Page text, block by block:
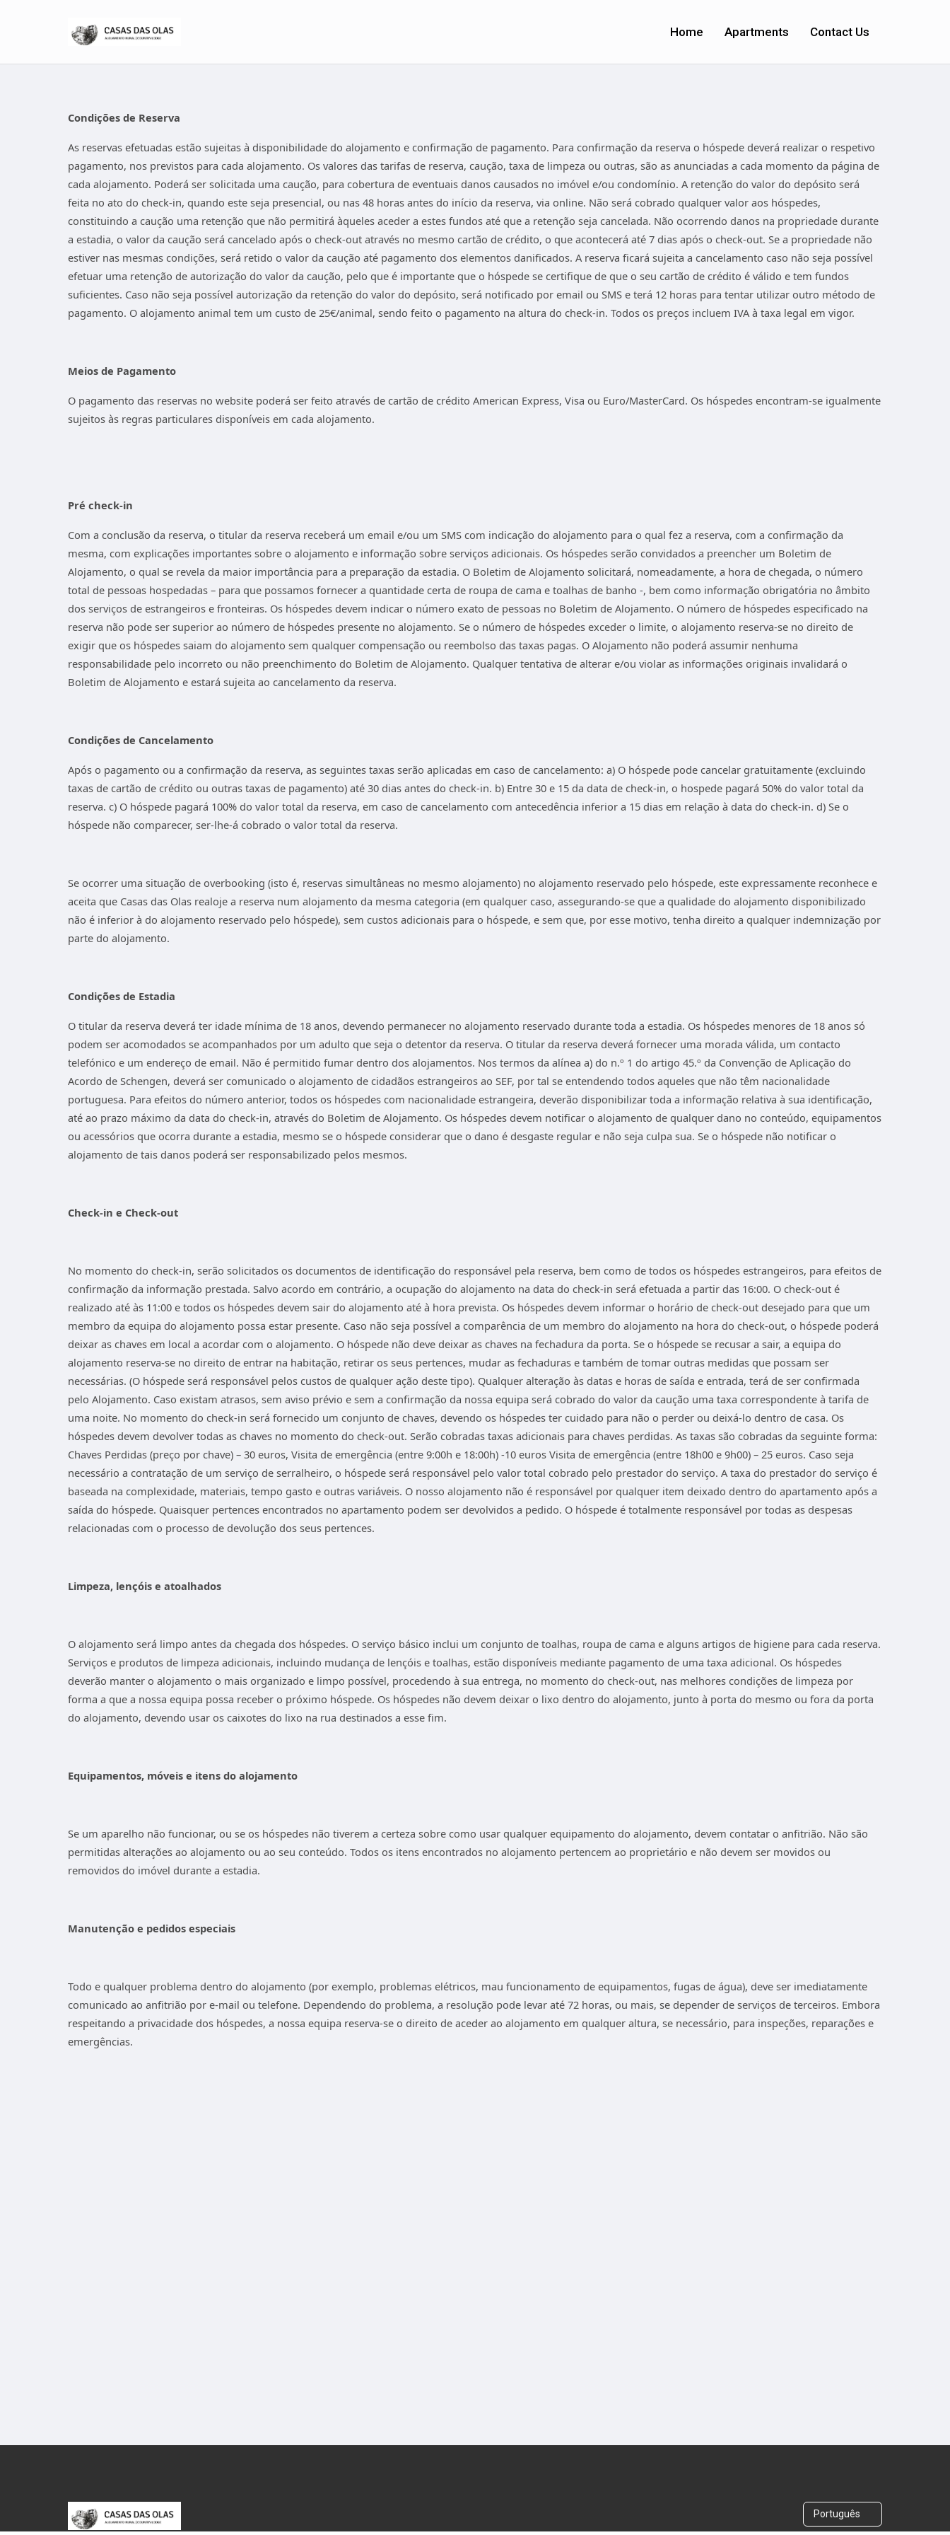
Home Apartments Contact Us
Condições de Reserva
As reservas efetuadas estão sujeitas à disponibilidade do alojamento e confirmação de pagamento. Para confirmação da reserva o hóspede deverá realizar o respetivo
pagamento, nos previstos para cada alojamento. Os valores das tarifas de reserva, caução, taxa de limpeza ou outras, são as anunciadas a cada momento da página de
cada alojamento. Poderá ser solicitada uma caução, para cobertura de eventuais danos causados no imóvel e/ou condomínio. A retenção do valor do depósito será
feita no ato do check-in, quando este seja presencial, ou nas 48 horas antes do início da reserva, via online. Não será cobrado qualquer valor aos hóspedes,
constituindo a caução uma retenção que não permitirá àqueles aceder a estes fundos até que a retenção seja cancelada. Não ocorrendo danos na propriedade durante
a estadia, o valor da caução será cancelado após o check-out através no mesmo cartão de crédito, o que acontecerá até 7 dias após o check-out. Se a propriedade não
estiver nas mesmas condições, será retido o valor da caução até pagamento dos elementos danificados. A reserva ficará sujeita a cancelamento caso não seja possível
efetuar uma retenção de autorização do valor da caução, pelo que é importante que o hóspede se certifique de que o seu cartão de crédito é válido e tem fundos
suficientes. Caso não seja possível autorização da retenção do valor do depósito, será notificado por email ou SMS e terá 12 horas para tentar utilizar outro método de
pagamento. O alojamento animal tem um custo de 25€/animal, sendo feito o pagamento na altura do check-in. Todos os preços incluem IVA à taxa legal em vigor.
Meios de Pagamento
O pagamento das reservas no website poderá ser feito através de cartão de crédito American Express, Visa ou Euro/MasterCard. Os hóspedes encontram-se igualmente
sujeitos às regras particulares disponíveis em cada alojamento.
Pré check-in
Com a conclusão da reserva, o titular da reserva receberá um email e/ou um SMS com indicação do alojamento para o qual fez a reserva, com a confirmação da
mesma, com explicações importantes sobre o alojamento e informação sobre serviços adicionais. Os hóspedes serão convidados a preencher um Boletim de
Alojamento, o qual se revela da maior importância para a preparação da estadia. O Boletim de Alojamento solicitará, nomeadamente, a hora de chegada, o número
total de pessoas hospedadas – para que possamos fornecer a quantidade certa de roupa de cama e toalhas de banho -, bem como informação obrigatória no âmbito
dos serviços de estrangeiros e fronteiras. Os hóspedes devem indicar o número exato de pessoas no Boletim de Alojamento. O número de hóspedes especificado na
reserva não pode ser superior ao número de hóspedes presente no alojamento. Se o número de hóspedes exceder o limite, o alojamento reserva-se no direito de
exigir que os hóspedes saiam do alojamento sem qualquer compensação ou reembolso das taxas pagas. O Alojamento não poderá assumir nenhuma
responsabilidade pelo incorreto ou não preenchimento do Boletim de Alojamento. Qualquer tentativa de alterar e/ou violar as informações originais invalidará o
Boletim de Alojamento e estará sujeita ao cancelamento da reserva.
Condições de Cancelamento
Após o pagamento ou a confirmação da reserva, as seguintes taxas serão aplicadas em caso de cancelamento: a) O hóspede pode cancelar gratuitamente (excluindo
taxas de cartão de crédito ou outras taxas de pagamento) até 30 dias antes do check-in. b) Entre 30 e 15 da data de check-in, o hospede pagará 50% do valor total da
reserva. c) O hóspede pagará 100% do valor total da reserva, em caso de cancelamento com antecedência inferior a 15 dias em relação à data do check-in. d) Se o
hóspede não comparecer, ser-lhe-á cobrado o valor total da reserva.
Se ocorrer uma situação de overbooking (isto é, reservas simultâneas no mesmo alojamento) no alojamento reservado pelo hóspede, este expressamente reconhece e
aceita que Casas das Olas realoje a reserva num alojamento da mesma categoria (em qualquer caso, assegurando-se que a qualidade do alojamento disponibilizado
não é inferior à do alojamento reservado pelo hóspede), sem custos adicionais para o hóspede, e sem que, por esse motivo, tenha direito a qualquer indemnização por
parte do alojamento.
Condições de Estadia
O titular da reserva deverá ter idade mínima de 18 anos, devendo permanecer no alojamento reservado durante toda a estadia. Os hóspedes menores de 18 anos só
podem ser acomodados se acompanhados por um adulto que seja o detentor da reserva. O titular da reserva deverá fornecer uma morada válida, um contacto
telefónico e um endereço de email. Não é permitido fumar dentro dos alojamentos. Nos termos da alínea a) do n.º 1 do artigo 45.º da Convenção de Aplicação do
Acordo de Schengen, deverá ser comunicado o alojamento de cidadãos estrangeiros ao SEF, por tal se entendendo todos aqueles que não têm nacionalidade
portuguesa. Para efeitos do número anterior, todos os hóspedes com nacionalidade estrangeira, deverão disponibilizar toda a informação relativa à sua identificação,
até ao prazo máximo da data do check-in, através do Boletim de Alojamento. Os hóspedes devem notificar o alojamento de qualquer dano no conteúdo, equipamentos
ou acessórios que ocorra durante a estadia, mesmo se o hóspede considerar que o dano é desgaste regular e não seja culpa sua. Se o hóspede não notificar o
alojamento de tais danos poderá ser responsabilizado pelos mesmos.
Check-in e Check-out
No momento do check-in, serão solicitados os documentos de identificação do responsável pela reserva, bem como de todos os hóspedes estrangeiros, para efeitos de
confirmação da informação prestada. Salvo acordo em contrário, a ocupação do alojamento na data do check-in será efetuada a partir das 16:00. O check-out é
realizado até às 11:00 e todos os hóspedes devem sair do alojamento até à hora prevista. Os hóspedes devem informar o horário de check-out desejado para que um
membro da equipa do alojamento possa estar presente. Caso não seja possível a comparência de um membro do alojamento na hora do check-out, o hóspede poderá
deixar as chaves em local a acordar com o alojamento. O hóspede não deve deixar as chaves na fechadura da porta. Se o hóspede se recusar a sair, a equipa do
alojamento reserva-se no direito de entrar na habitação, retirar os seus pertences, mudar as fechaduras e também de tomar outras medidas que possam ser
necessárias. (O hóspede será responsável pelos custos de qualquer ação deste tipo). Qualquer alteração às datas e horas de saída e entrada, terá de ser confirmada
pelo Alojamento. Caso existam atrasos, sem aviso prévio e sem a confirmação da nossa equipa será cobrado do valor da caução uma taxa correspondente à tarifa de
uma noite. No momento do check-in será fornecido um conjunto de chaves, devendo os hóspedes ter cuidado para não o perder ou deixá-lo dentro de casa. Os
hóspedes devem devolver todas as chaves no momento do check-out. Serão cobradas taxas adicionais para chaves perdidas. As taxas são cobradas da seguinte forma:
Chaves Perdidas (preço por chave) – 30 euros, Visita de emergência (entre 9:00h e 18:00h) -10 euros Visita de emergência (entre 18h00 e 9h00) – 25 euros. Caso seja
necessário a contratação de um serviço de serralheiro, o hóspede será responsável pelo valor total cobrado pelo prestador do serviço. A taxa do prestador do serviço é
baseada na complexidade, materiais, tempo gasto e outras variáveis. O nosso alojamento não é responsável por qualquer item deixado dentro do apartamento após a
saída do hóspede. Quaisquer pertences encontrados no apartamento podem ser devolvidos a pedido. O hóspede é totalmente responsável por todas as despesas
relacionadas com o processo de devolução dos seus pertences.
Limpeza, lençóis e atoalhados
O alojamento será limpo antes da chegada dos hóspedes. O serviço básico inclui um conjunto de toalhas, roupa de cama e alguns artigos de higiene para cada reserva.
Serviços e produtos de limpeza adicionais, incluindo mudança de lençóis e toalhas, estão disponíveis mediante pagamento de uma taxa adicional. Os hóspedes
deverão manter o alojamento o mais organizado e limpo possível, procedendo à sua entrega, no momento do check-out, nas melhores condições de limpeza por
forma a que a nossa equipa possa receber o próximo hóspede. Os hóspedes não devem deixar o lixo dentro do alojamento, junto à porta do mesmo ou fora da porta
do alojamento, devendo usar os caixotes do lixo na rua destinados a esse fim.
Equipamentos, móveis e itens do alojamento
Se um aparelho não funcionar, ou se os hóspedes não tiverem a certeza sobre como usar qualquer equipamento do alojamento, devem contatar o anfitrião. Não são
permitidas alterações ao alojamento ou ao seu conteúdo. Todos os itens encontrados no alojamento pertencem ao proprietário e não devem ser movidos ou
removidos do imóvel durante a estadia.
Manutenção e pedidos especiais
Todo e qualquer problema dentro do alojamento (por exemplo, problemas elétricos, mau funcionamento de equipamentos, fugas de água), deve ser imediatamente
comunicado ao anfitrião por e-mail ou telefone. Dependendo do problema, a resolução pode levar até 72 horas, ou mais, se depender de serviços de terceiros. Embora
respeitando a privacidade dos hóspedes, a nossa equipa reserva-se o direito de aceder ao alojamento em qualquer altura, se necessário, para inspeções, reparações e
emergências.
Português